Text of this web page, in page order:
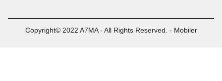
Copyright© 2022 A7MA - All Rights Reserved. - Mobiler